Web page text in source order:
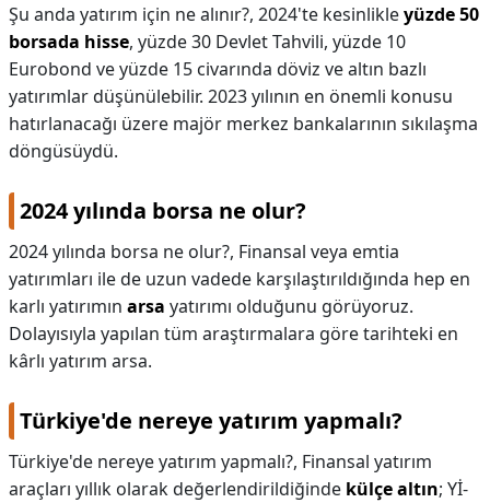
Şu anda yatırım için ne alınır?, 2024'te kesinlikleyüzde 50
borsada hisse, yüzde 30 Devlet Tahvili, yüzde 10
Eurobond ve yüzde 15 civarında döviz ve altın bazlı
yatırımlar düşünülebilir. 2023 yılının en önemli konusu
hatırlanacağı üzere majör merkez bankalarının sıkılaşma
döngüsüydü.
2024 yılında borsa ne olur?
2024 yılında borsa ne olur?, Finansal veya emtia
yatırımları ile de uzun vadede karşılaştırıldığında hep en
karlı yatırımın arsa yatırımı olduğunu görüyoruz.
Dolayısıyla yapılan tüm araştırmalara göre tarihteki en
kârlı yatırım arsa.
Türkiye'de nereye yatırım yapmalı?
Türkiye'de nereye yatırım yapmalı?, Finansal yatırım
araçları yıllık olarak değerlendirildiğinde külçe altın; Yİ-